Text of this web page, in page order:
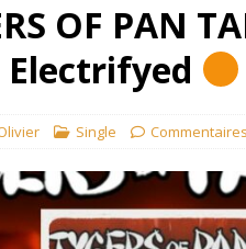
OF PAN
Electrifyed
Single